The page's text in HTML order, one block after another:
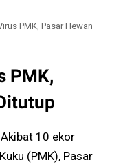
PMK, Pasar Hewan
PMK,
10 ekor
(PMK), Pasar